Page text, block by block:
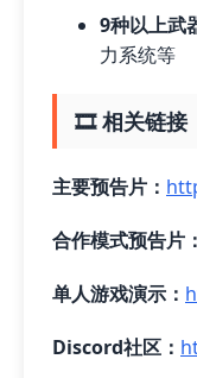
9种以上武
力系统等
🎞️ 相关链接
主要预告片：
合作模式预告片：
单人游戏演示：
Discord社区：